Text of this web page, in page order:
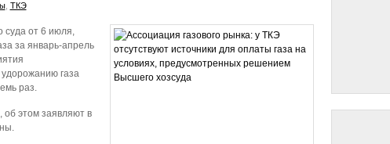
, ТКЭ
суда от 6 июля,
за январь-апрель
газа
раз.
этом заявляют в